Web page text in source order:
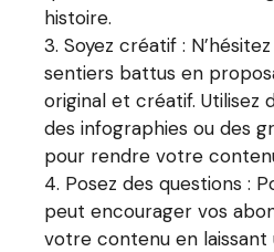
histoire.
Soyez créatif :
sentiers battus en
original et créatif. Utilisez
des infographies ou des
pour rendre votre
Posez des questions :
peut encourager vos
votre contenu en